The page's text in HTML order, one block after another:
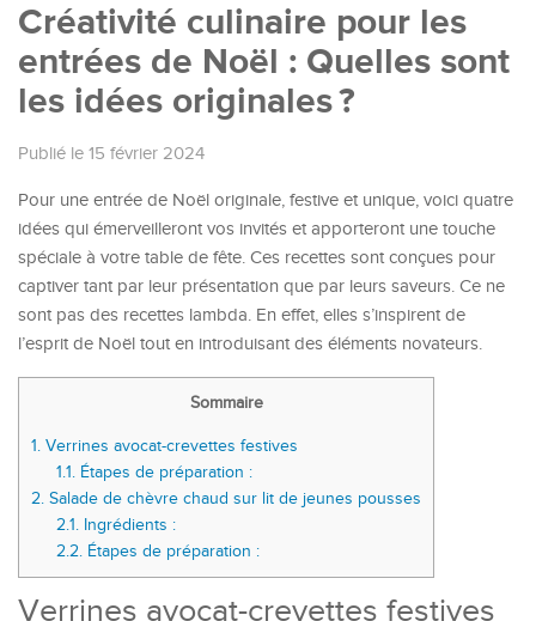
Créativité culinaire pour les
entrées de Noël : Quelles sont
les idées originales ?
Publié le 15 février 2024
Pour une entrée de Noël originale, festive et unique, voici quatre
idées qui émerveilleront vos invités et apporteront une touche
spéciale à votre table de fête. Ces recettes sont conçues pour
captiver tant par leur présentation que par leurs saveurs. Ce ne
sont pas des recettes lambda. En effet, elles s’inspirent de
l’esprit de Noël tout en introduisant des éléments novateurs.
Sommaire
1. Verrines avocat-crevettes festives
1.1. Étapes de préparation :
2. Salade de chèvre chaud sur lit de jeunes pousses
2.1. Ingrédients :
2.2. Étapes de préparation :
Verrines avocat-crevettes festives